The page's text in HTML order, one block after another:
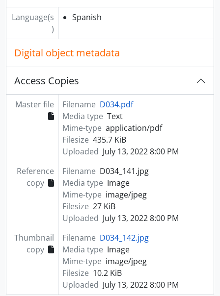
Language(s
)
Spanish
Digital object metadata
Access Copies
Master file Filename D034.pdf
Media type Text
Mime-type application/pdf
Filesize 435.7 KiB
Uploaded July 13, 2022 8:00 PM
Reference
copy
Filename D034_141.jpg
Media type Image
Mime-type image/jpeg
Filesize 27 KiB
Uploaded July 13, 2022 8:00 PM
Thumbnail
copy
Filename D034_142.jpg
Media type Image
Mime-type image/jpeg
Filesize 10.2 KiB
Uploaded July 13, 2022 8:00 PM